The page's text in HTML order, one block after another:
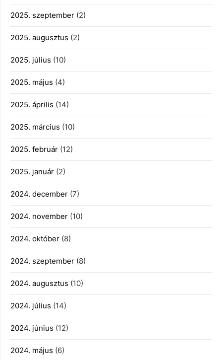
2025. szeptember (2)
2025. augusztus (2)
2025. július (10)
2025. május (4)
2025. április (14)
2025. március (10)
2025. február (12)
2025. január (2)
2024. december (7)
2024. november (10)
2024. október (8)
2024. szeptember (8)
2024. augusztus (10)
2024. július (14)
2024. június (12)
2024. május (6)